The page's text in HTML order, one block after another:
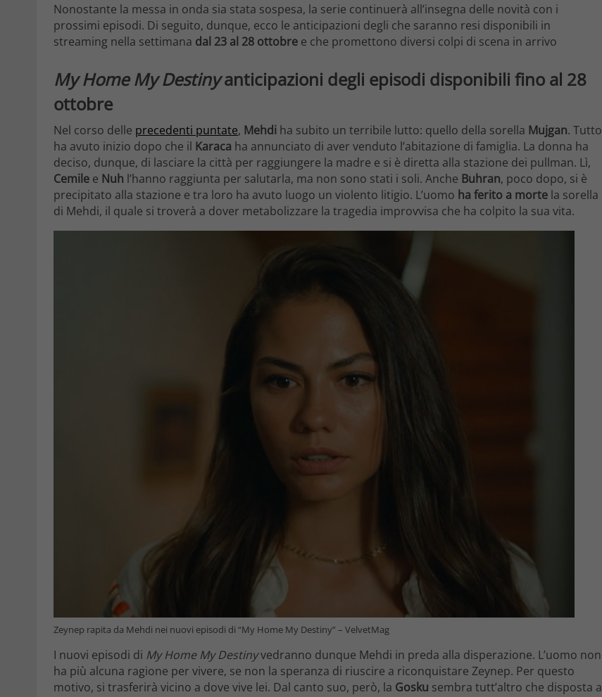
Nonostante la messa in onda sia stata sospesa, la serie continuerà all’insegna delle novità con i
prossimi episodi. Di seguito, dunque, ecco le anticipazioni degli che saranno resi disponibili in
streaming nella settimana dal 23 al 28 ottobre e che promettono diversi colpi di scena in arrivo
My Home My Destinyanticipazioni degli episodi disponibili fino al 28
ottobre
Nel corso delle precedenti puntate, Mehdi ha subito un terribile lutto: quello della sorella Mujgan. Tutto
ha avuto inizio dopo che il Karaca ha annunciato di aver venduto l’abitazione di famiglia. La donna ha
deciso, dunque, di lasciare la città per raggiungere la madre e si è diretta alla stazione dei pullman. Lì,
Cemile e Nuh l’hanno raggiunta per salutarla, ma non sono stati i soli. Anche Buhran, poco dopo, si è
precipitato alla stazione e tra loro ha avuto luogo un violento litigio. L’uomo ha ferito a morte la sorella
di Mehdi, il quale si troverà a dover metabolizzare la tragedia improvvisa che ha colpito la sua vita.
Zeynep rapita da Mehdi nei nuovi episodi di “My Home My Destiny” – VelvetMag
I nuovi episodi di My Home My Destinyvedranno dunque Mehdi in preda alla disperazione. L’uomo non
ha più alcuna ragione per vivere, se non la speranza di riuscire a riconquistare Zeynep. Per questo
motivo, si trasferirà vicino a dove vive lei. Dal canto suo, però, la Gosku sembra tutt’altro che disposta a